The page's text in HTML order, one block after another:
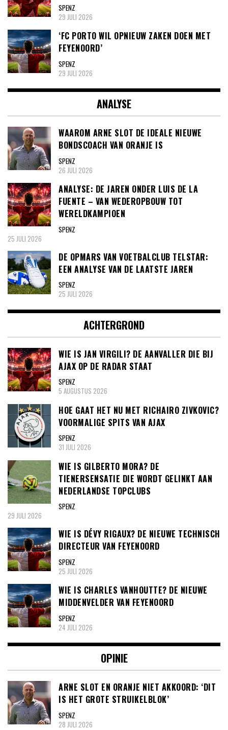
SPENZ
29 JULI 2026
‘FC PORTO WIL OPNIEUW ZAKEN DOEN MET
FEYENOORD’
SPENZ
29 JULI 2026
ANALYSE
WAAROM ARNE SLOT DE IDEALE NIEUWE
BONDSCOACH VAN ORANJE IS
SPENZ
26 JULI 2026
ANALYSE: DE JAREN ONDER LUIS DE LA
FUENTE – VAN WEDEROPBOUW TOT
WERELDKAMPIOEN
SPENZ
25 JULI 2026
DE OPMARS VAN VOETBALCLUB TELSTAR:
EEN ANALYSE VAN DE LAATSTE JAREN
SPENZ
25 JULI 2026
ACHTERGROND
WIE IS JAN VIRGILI? DE AANVALLER DIE BIJ
AJAX OP DE RADAR STAAT
SPENZ
5 AUGUSTUS 2026
HOE GAAT HET NU MET RICHAIRO ZIVKOVIC?
VOORMALIGE SPITS VAN AJAX
SPENZ
31 JULI 2026
WIE IS GILBERTO MORA? DE
TIENERSENSATIE DIE WORDT GELINKT AAN
NEDERLANDSE TOPCLUBS
SPENZ
29 JULI 2026
WIE IS DÉVY RIGAUX? DE NIEUWE TECHNISCH
DIRECTEUR VAN FEYENOORD
SPENZ
25 JULI 2026
WIE IS CHARLES VANHOUTTE? DE NIEUWE
MIDDENVELDER VAN FEYENOORD
SPENZ
24 JULI 2026
OPINIE
ARNE SLOT EN ORANJE NIET AKKOORD: ‘DIT
IS HET GROTE STRUIKELBLOK’
SPENZ
28 JULI 2026